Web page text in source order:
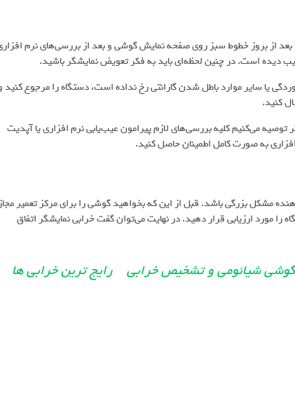
بعد از بروز خطوط سبز روی صفحه نمایش گوشی و بعد از بررسی‌های نرم
دیده است. در چنین لحظه‌ای باید به فکر تعویض نمایشگر باشید.
یا سایر موارد باطل شدن گارانتی رخ نداده است، دستگاه را مرجوع کنید
کنید.
توصیه می‌کنیم کلیه بررسی‌های لازم پیرامون عیب‌یابی نرم افزاری یا آپدیت
به صورت کامل اطمینان حاصل کنید.
بزرگی باشد. قبل از این که بخواهید گوشی را برای مرکز تعمیر
مورد ارزیابی قرار دهید. در نهایت می‌توان گفت خرابی نمایشگر اتفاق
گوشی شیائومی و تشخیص خرابی
رایج ترین خرابی ها